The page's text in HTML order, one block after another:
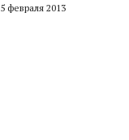
5 февраля 2013